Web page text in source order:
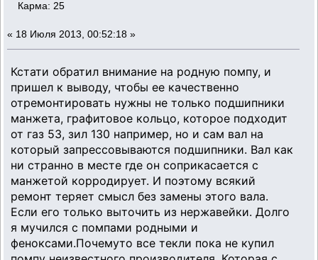
Карма: 25
« 18 Июля 2013, 00:52:18 »
Кстати обратил внимание на родную помпу, и
пришел к выводу, чтобы ее качественно
отремонтировать нужны не только подшипники
манжета, графитовое кольцо, которое подходит
от газ 53, зил 130 например, но и сам вал на
который запрессовываются подшипники. Вал как
ни странно в месте где он соприкасается с
манжетой корродирует. И поэтому всякий
ремонт теряет смысл без замены этого вала.
Если его только выточить из нержавейки. Долго
я мучился с помпами родными и
феноксами.Почемуто все текли пока не купил